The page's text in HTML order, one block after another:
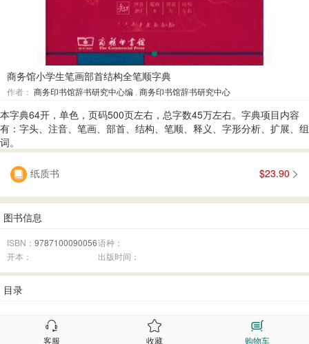
商务馆小学生笔画部首结构全笔顺字典
作者： 商务印书馆辞书研究中心编 商务印书馆辞书研究中心
本字典64开，单色，页码500页左右，总字数45万左右。字典项目内容
有：字头、注音、笔画、部首、结构、笔顺、释义、字形分析、扩展、组
词。
纸质书 $23.90
图书信息
ISBN： 9787100090056语种：
开本：
出版时间：
目录
客服 收藏 购物车